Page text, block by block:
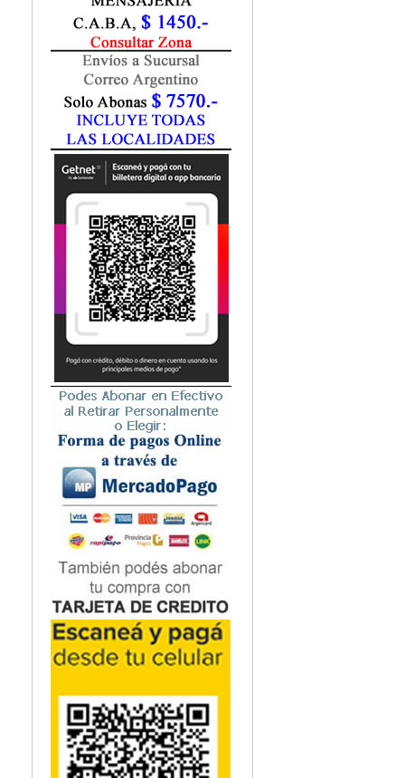
Fonoaudiología
Gastroenterología
Geriatría
Ginecología / Obstetricia
Hematología
Histología
Homeopatía
Infectología
Inmunología
Instrumentación Quirurgica
Medicina del Deporte / Rehabilitación
Medicina Emergencias / Urgencias
Medicina Forense / Legal
Medicina General
Medicina Interna
Microbiología
Nefrología
Neonatología / Pediatría
Neumología
Neuroanatomía / Neurociencia
Neurocirugía
Neurología
Nutrición
Odontología
Oftalmología
Oncología / Cuidados Paliativos
Ortopedía / Traumatología
Osteopatía
Otorrinolaringología
Podología
Psicología
Psiquiatría
Química